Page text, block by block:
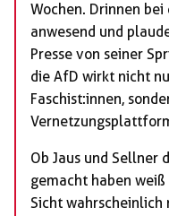
Wochen. Drinnen
anwesend und
Presse von seiner
die AfD wirkt nicht
Faschist:innen,
Ob Jaus und Sellner
gemacht haben
Sicht wahrscheinlich